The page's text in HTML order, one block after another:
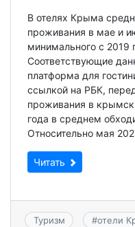
В отелях Крыма
проживания в мае и
минимального с 2019
Соответствующие
платформа для
ссылкой на РБК,
проживания в
года в среднем
Относительно мая
Читать
Туризм #отели